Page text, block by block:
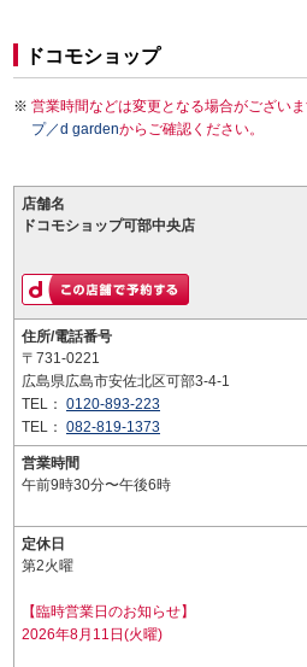
ドコモショップ
営業時間などは変更となる場合がござい
プ／d gardenからご確認ください。
店舗名
ドコモショップ可部中央店
住所/電話番号
〒731-0221
広島県広島市安佐北区可部3-4-1
TEL： 0120-893-223
TEL： 082-819-1373
営業時間
午前9時30分〜午後6時
定休日
第2火曜
【臨時営業日のお知らせ】
2026年8月11日(火曜)